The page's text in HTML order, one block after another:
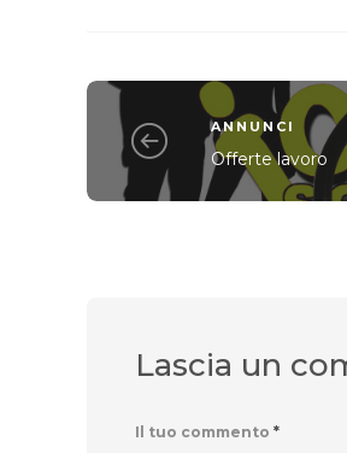
ANNUNCI
Offerte lavoro
Lascia un
Il tuo commento *